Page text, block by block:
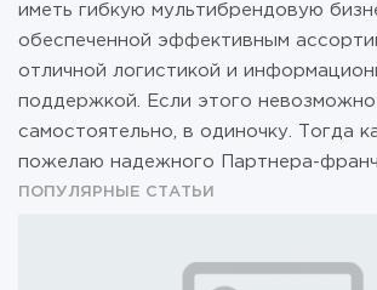
иметь гибкую мультибрендовую
обеспеченной эффективным
отличной логистикой и
поддержкой. Если этого невозможно
самостоятельно, в одиночку. Тогда
пожелаю надежного Партнера-
ПОПУЛЯРНЫЕ СТАТЬИ